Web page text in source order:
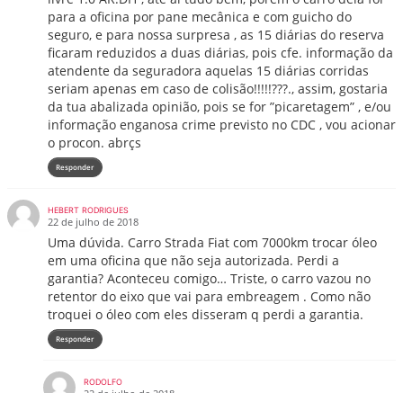
para a oficina por pane mecânica e com guicho do
seguro, e para nossa surpresa , as 15 diárias do reserva
ficaram reduzidos a duas diárias, pois cfe. informação da
atendente da seguradora aquelas 15 diárias corridas
seriam apenas em caso de colisão!!!!!???., assim, gostaria
da tua abalizada opinião, pois se for ”picaretagem” , e/ou
informação enganosa crime previsto no CDC , vou acionar
o procon. abrçs
Responder
HEBERT RODRIGUES
22 de julho de 2018
Uma dúvida. Carro Strada Fiat com 7000km trocar óleo
em uma oficina que não seja autorizada. Perdi a
garantia? Aconteceu comigo… Triste, o carro vazou no
retentor do eixo que vai para embreagem . Como não
troquei o óleo com eles disseram q perdi a garantia.
Responder
RODOLFO